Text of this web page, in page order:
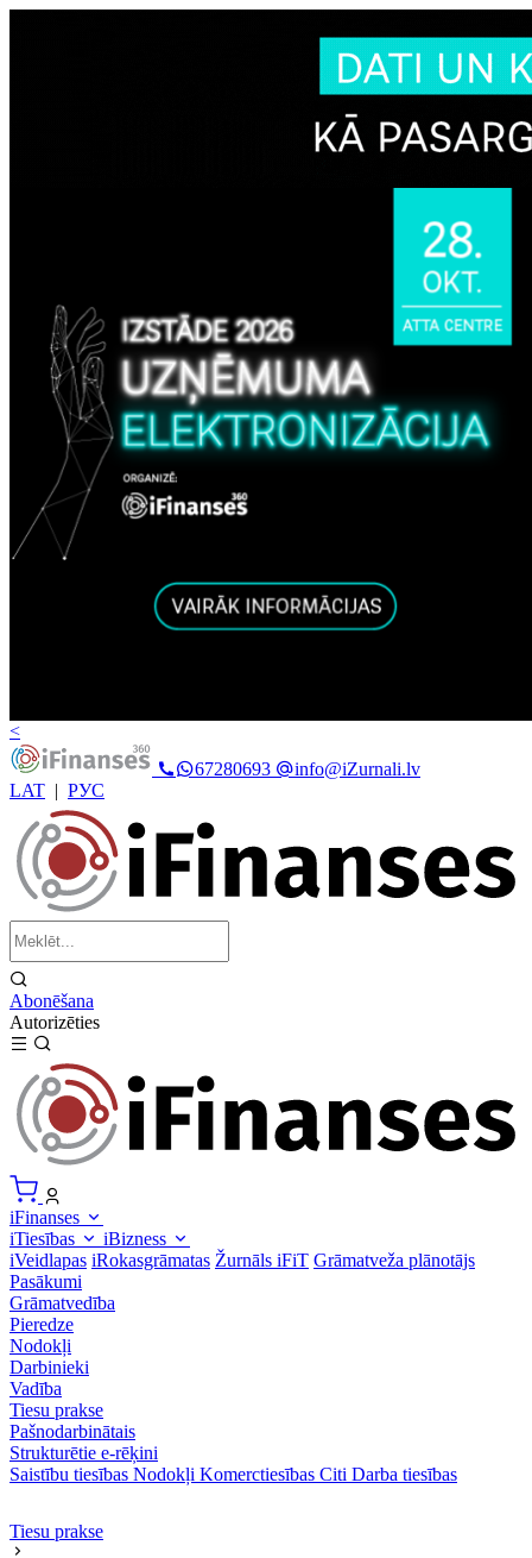
<
67280693
info@iZurnali.lv
LAT | РУС
Abonēšana
Autorizēties
iFinanses
iTiesības
iBizness
iVeidlapas iRokasgrāmatas Žurnāls iFiT Grāmatveža plānotājs
Pasākumi
Grāmatvedība
Pieredze
Nodokļi
Darbinieki
Vadība
Tiesu prakse
Pašnodarbinātais
Strukturētie e-rēķini
Saistību tiesības Nodokļi Komerctiesības Citi Darba tiesības
Tiesu prakse